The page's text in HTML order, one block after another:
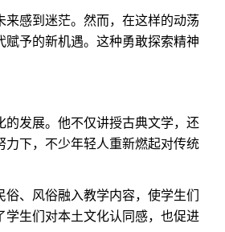
感到迷茫。然而，在这样的动荡
予的新机遇。这种勇敢探索精神
发展。他不仅讲授古典文学，还
下，不少年轻人重新燃起对传统
、风俗融入教学内容，使学生们
生们对本土文化认同感，也促进